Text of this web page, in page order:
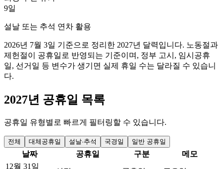
9일
설날 또는 추석 연차 활용
2026년 7월 3일 기준으로 정리한 2027년 달력입니다. 노동절과
제헌절이 공휴일로 반영되는 기준이며, 정부 고시, 임시공휴
일, 선거일 등 변수가 생기면 실제 휴일 수는 달라질 수 있습니
다.
2027년 공휴일 목록
공휴일 유형별로 빠르게 필터링할 수 있습니다.
전체 대체공휴일 설날·추석 국경일 일반 공휴일
날짜 공휴일 구분
메모
12월 31일